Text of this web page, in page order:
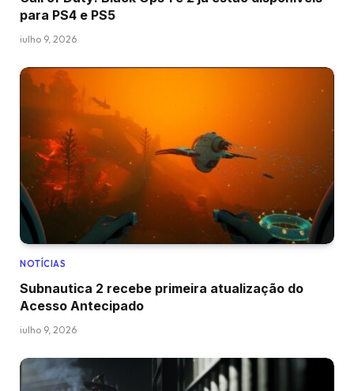
para PS4 e PS5
julho 9, 2026
NOTÍCIAS
Subnautica 2 recebe primeira atualização do
Acesso Antecipado
julho 9, 2026